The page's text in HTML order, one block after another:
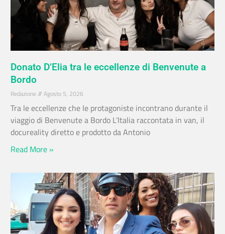
Donato D’Elia tra le eccellenze di Benvenute a
Bordo
Redazione Agosto 5, 2026
Tra le eccellenze che le protagoniste incontrano durante il
viaggio di Benvenute a Bordo L’Italia raccontata in van, il
docureality diretto e prodotto da Antonio
Read More »